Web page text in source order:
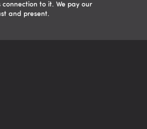
connection to it. We pay our
and present.